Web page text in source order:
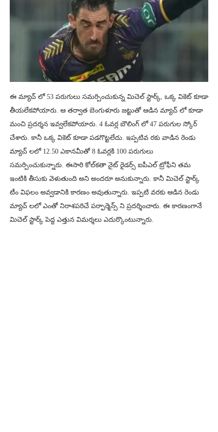
ఈ మ్యాచ్ లో 53 పరుగులు సమర్పించుకున్న మిచెల్ స్టార్క్, ఒక్క వికెట్ కూడా
తీయలేకపోయారు. ఆ తర్వాత బెంగుళూరు జట్టుతో ఆడిన మ్యాచ్ లో కూడా
మంచి ప్రదర్శన ఇవ్వలేకపోయారు. 4 ఓవర్ల బౌలింగ్ లో 47 పరుగుల స్కోర్
చేశారు. కానీ ఒక్క వికెట్ కూడా పడగొట్టలేదు. ఇప్పటివ రకు వాడిన రెండు
మ్యాచ్ లలో 12.50 ఎకానమీతో 8 ఓవర్లకి 100 పరుగులు
సమర్పించుకున్నారు. ఈసారి కోల్‌కతా నైట్ రైడర్స్ ఐపీఎల్ ట్రోఫీని తమ
ఇంటికి తీసుకు వెళుతుంది అని అందరూ అనుకున్నారు. కానీ మిచెల్ స్టార్క్
టీం విఫలం అవ్వడానికి కారణం అవుతున్నారు. ఇప్పటి వరకు ఆడిన రెండు
మ్యాచ్ లలో ఎంతో నిరాశపరిచే పర్ఫార్మెన్స్ ని ప్రదర్శించారు. ఈ కారణంగానే
మిచెల్ స్టార్క్ పెద్ద ఎత్తున విమర్శలు ఎదుర్కొంటున్నారు.